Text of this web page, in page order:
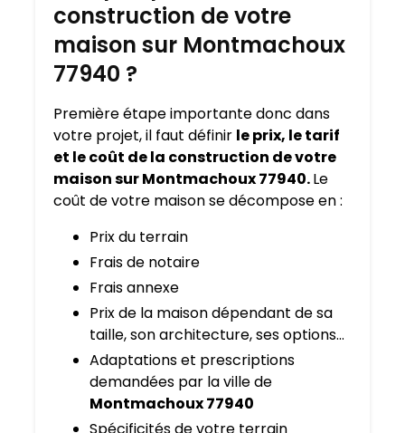
construction de votre
maison sur Montmachoux
77940 ?
Première étape importante donc dans
votre projet, il faut définir le prix, le tarif
et le coût de la construction de votre
maison sur Montmachoux 77940.Le
coût de votre maison se décompose en :
Prix du terrain
Frais de notaire
Frais annexe
Prix de la maison dépendant de sa
taille, son architecture, ses options…
Adaptations et prescriptions
demandées par la ville de
Montmachoux 77940